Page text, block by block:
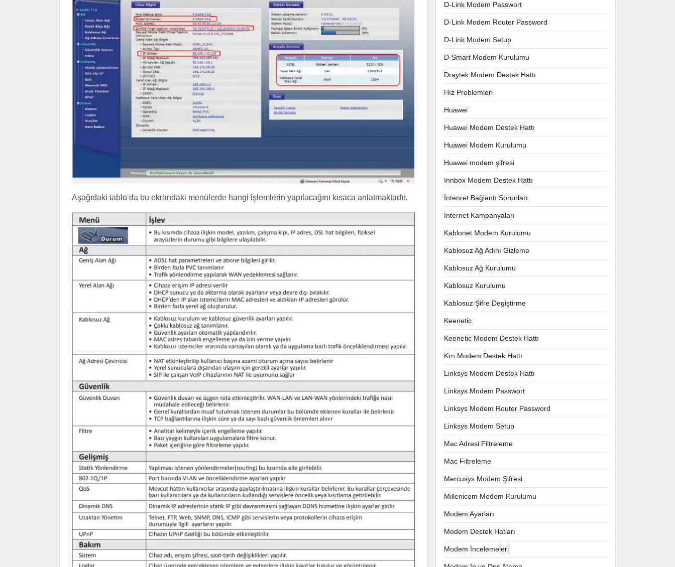
Aşağıdaki tablo da bu ekrandaki menülerde hangi işlemlerin yapılacağını kısaca anlatmaktadır.
D-Link Modem Passwort
D-Link Modem Router Password
D-Link Modem Setup
D-Smart Modem Kurulumu
Draytek Modem Destek Hattı
Hız Problemleri
Huawei
Huawei Modem Destek Hattı
Huawei Modem Kurulumu
Huawei modem şifresi
Innbox Modem Destek Hattı
İntenret Bağlantı Sorunları
İnternet Kampanyaları
Kablonet Modem Kurulumu
Kablosuz Ağ Adını Gizleme
Kablosuz Ağ Kurulumu
Kablosuz Kurulumu
Kablosuz Şifre Degiştirme
Keenetic
Keenetic Modem Destek Hattı
Krn Modem Destek Hattı
Linksys Modem Destek Hattı
Linksys Modem Passwort
Linksys Modem Router Password
Linksys Modem Setup
Mac Adresi Filtreleme
Mac Filtreleme
Mercusys Modem Şifresi
Millenicom Modem Kurulumu
Modem Ayarları
Modem Destek Hatları
Modem İncelemeleri